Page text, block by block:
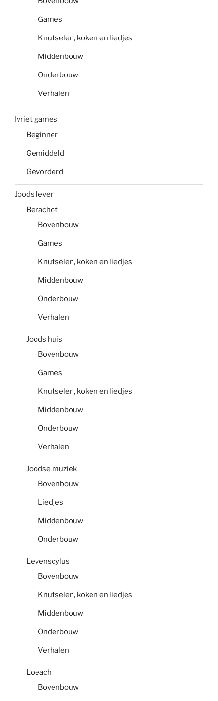
Games
Knutselen, koken en liedjes
Middenbouw
Onderbouw
Verhalen
Ivriet games
Beginner
Gemiddeld
Gevorderd
Joods leven
Berachot
Bovenbouw
Games
Knutselen, koken en liedjes
Middenbouw
Onderbouw
Verhalen
Joods huis
Bovenbouw
Games
Knutselen, koken en liedjes
Middenbouw
Onderbouw
Verhalen
Joodse muziek
Bovenbouw
Liedjes
Middenbouw
Onderbouw
Levenscylus
Bovenbouw
Knutselen, koken en liedjes
Middenbouw
Onderbouw
Verhalen
Loeach
Bovenbouw